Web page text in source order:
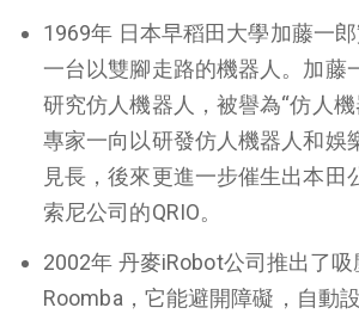
1969年 日本早稻田大學加藤一
一台以雙腳走路的機器人。加藤
研究仿人機器人，被譽為“仿人
專家一向以研發仿人機器人和娛
見長，後來更進一步催生出本田
索尼公司的QRIO。
2002年 丹麥iRobot公司推出了吸
Roomba，它能避開障礙，自動